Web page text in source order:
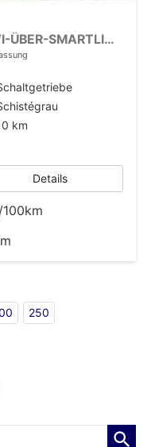
Expression 3 TCe 4x2*NAVI-ÜBER-SMARTLINK*AHK*PDC-KAMERA*LED*SHZ*17-ZOLL
km
Details
100km
250